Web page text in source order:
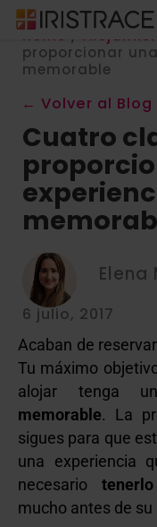
Home /
proporcionar
memorable
← Volver al Blog
Cuatro
Elena
6 julio, 2017
Acaban de
Tu máximo
alojar tenga
memorable. La
sigues para que
una experiencia
necesario
mucho antes de su